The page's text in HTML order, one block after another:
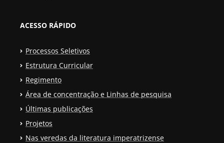
ACESSO RÁPIDO
Processos Seletivos
Estrutura Curricular
Regimento
Área de concentração e Linhas de pesquisa
Últimas publicações
Projetos
Nas veredas da literatura imperatrizense